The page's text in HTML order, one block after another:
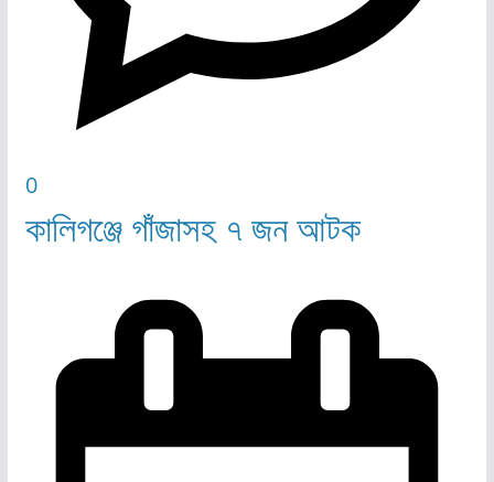
0
কালিগঞ্জে গাঁজাসহ ৭ জন আটক